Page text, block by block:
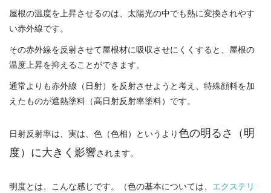
屋根の温度を上昇させるのは、太陽光の中でも熱に変換されやす
い赤外線です。
その赤外線を反射させて屋根材に吸収させにくくすると、屋根の
温度上昇を抑えることができます。
通常よりも赤外線（日射）を反射させようと考え、特殊顔料を加
えたものが遮熱塗料（高日射反射率塗料）です。
日射反射率は、実は、色（色相）というより色の明るさ（明
度）に大きく影響されます。
明度とは、こんな感じです。（色の基本については、 エクステリ